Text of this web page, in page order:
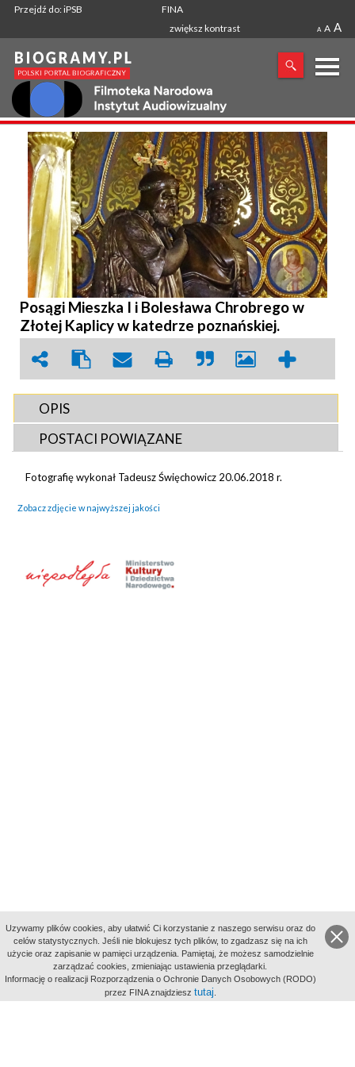
Przejdź do: iPSB
FINA
zwiększ kontrast
A A A
X
SZUKANA FRAZA
Posągi Mieszka I i Bolesława Chrobrego w
Złotej Kaplicy w katedrze poznańskiej.
OPIS
POSTACI POWIĄZANE
Fotografię wykonał Tadeusz Święchowicz 20.06.2018 r.
Zobacz zdjęcie w najwyższej jakości
aktywności
Uzywamy plików cookies, aby ułatwić Ci korzystanie z naszego serwisu oraz do
celów statystycznych. Jeśli nie blokujesz tych plików, to zgadzasz się na ich
użycie oraz zapisanie w pamięci urządzenia. Pamiętaj, że możesz samodzielnie
zarządzać cookies, zmieniając ustawienia przeglądarki.
Informację o realizacji Rozporządzenia o Ochronie Danych Osobowych (RODO)
przez FINA znajdziesz tutaj